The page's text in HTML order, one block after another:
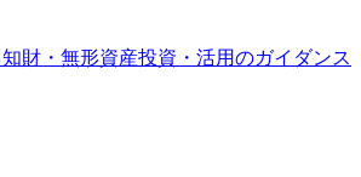
財・無形資産投資・活用のガイダンス